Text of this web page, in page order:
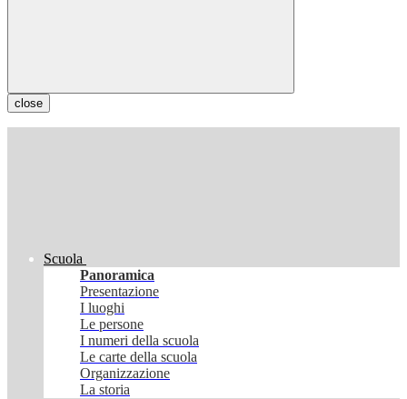
close
Scuola
Panoramica
Presentazione
I luoghi
Le persone
I numeri della scuola
Le carte della scuola
Organizzazione
La storia